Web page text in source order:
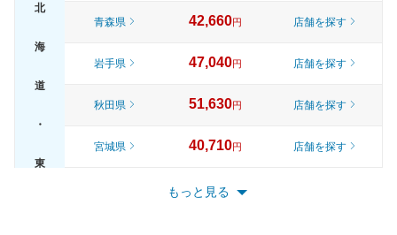
北
海
道
・
東
青森県 42,660円 店舗を探す
岩手県 47,040円 店舗を探す
秋田県 51,630円 店舗を探す
宮城県 40,710円 店舗を探す
45,870 円
もっと見る